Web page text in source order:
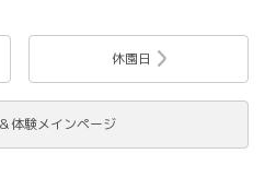
体験メインページ
休園日